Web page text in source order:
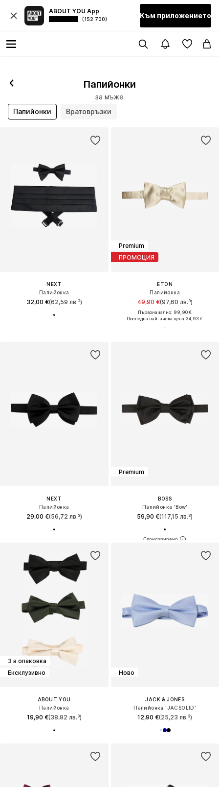
ABOUT YOU App
(152 700) Към приложението
Папийонки
за мъже
Папийонки
Вратовръзки
NEXT
Папийонка
32,00 €(62,59 лв.³)
Premium
ПРОМОЦИЯ
ETON
Папийонка
49,90 €(97,60 лв.³)
Първоначално: 99,90 €
Последна най-ниска цена:34,93 €
NEXT
Папийонка
29,00 €(56,72 лв.³)
Premium
BOSS
Папийонка 'Bow'
59,90 €(117,15 лв.³)
3 в опаковка
Ексклузивно
ABOUT YOU
Папийонка
19,90 €(38,92 лв.³)
Ново
JACK & JONES
Папийонка 'JACSOLID'
12,90 €(25,23 лв.³)